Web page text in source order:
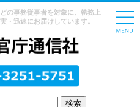
の事務従事者を対象に、執務上
・迅速にお届けしています。